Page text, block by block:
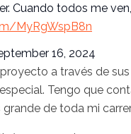
Cuando todos me
MyRgWspB8n
16, 2024
a través de
Tengo que
de toda mi